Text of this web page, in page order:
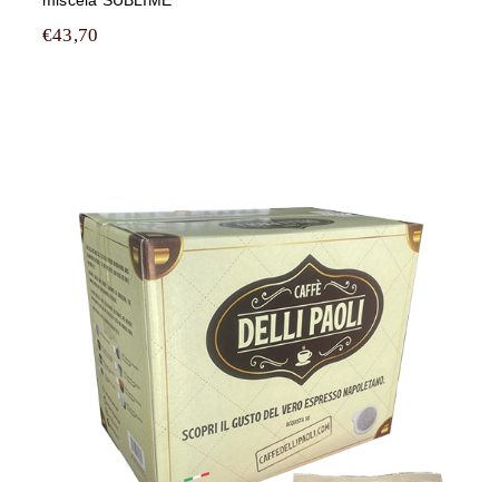
€43,70
450 cialde filtrocarta ESE 44 mm
Caffè Delli Paoli miscela SUBLIME